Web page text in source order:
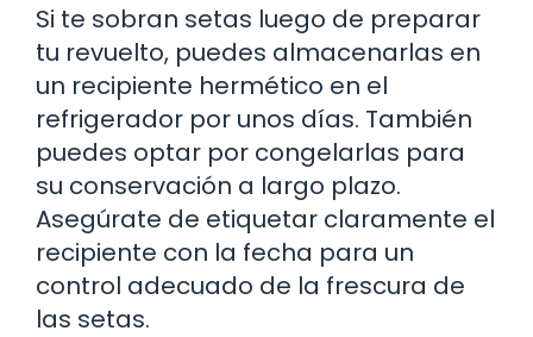
Si te sobran setas luego de preparar
tu revuelto, puedes almacenarlas en
un recipiente hermético en el
refrigerador por unos días. También
puedes optar por congelarlas para
su conservación a largo plazo.
Asegúrate de etiquetar claramente el
recipiente con la fecha para un
control adecuado de la frescura de
las setas.